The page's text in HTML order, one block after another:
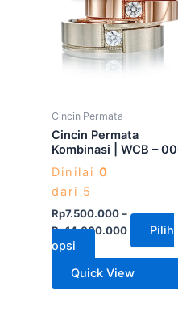
Cincin Permata
Cincin Permata
Kombinasi | WCB –
Dinilai 0
dari 5
Rp7.500.000–
Rp14.000.000
Pilih
opsi
memiliki
beberapa
varian.
Pilihan
di
halaman
Quick View